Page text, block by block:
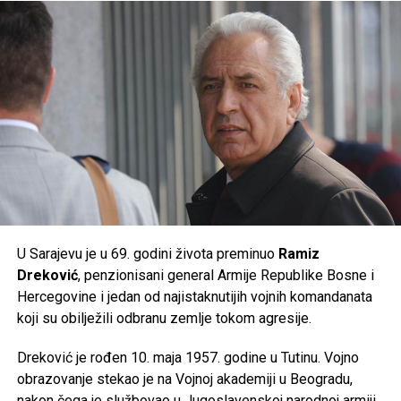
prate preporuke nadležnih službi, jer će naredni dani
donijeti ekstremne ljetne vrućine kakve se rijetko bilježe.
Share
Share
U Sarajevu je u 69. godini života preminuo Ramiz
Dreković, penzionisani general Armije Republike Bosne i
Hercegovine i jedan od najistaknutijih vojnih komandanata
koji su obilježili odbranu zemlje tokom agresije.
Dreković je rođen 10. maja 1957. godine u Tutinu. Vojno
obrazovanje stekao je na Vojnoj akademiji u Beogradu,